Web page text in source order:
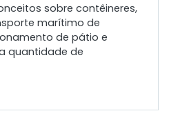
sobre contêineres,
marítimo de
de pátio e
quantidade de